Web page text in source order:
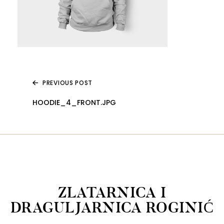
PREVIOUS POST
HOODIE_4_FRONT.JPG
ZLATARNICA I
DRAGULJARNICA ROGINIĆ